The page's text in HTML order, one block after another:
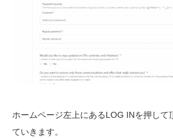
ホームページ左上にあるLOG INを押して
ていきます。